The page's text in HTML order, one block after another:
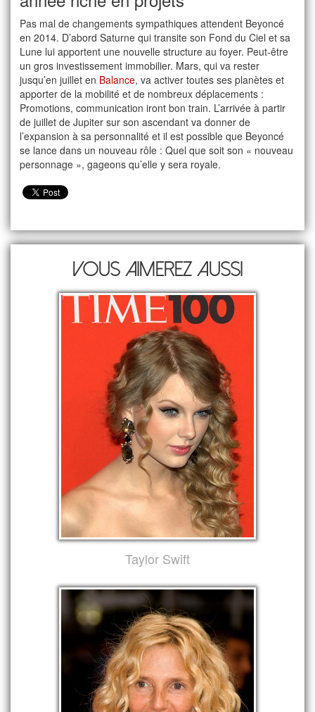
Pas mal de changements sympathiques attendent Beyoncé
en 2014. D’abord Saturne qui transite son Fond du Ciel et sa
Lune lui apportent une nouvelle structure au foyer. Peut-être
un gros investissement immobilier. Mars, qui va rester
jusqu’en juillet en Balance, va activer toutes ses planètes et
apporter de la mobilité et de nombreux déplacements :
Promotions, communication iront bon train. L’arrivée à partir
de juillet de Jupiter sur son ascendant va donner de
l’expansion à sa personnalité et il est possible que Beyoncé
se lance dans un nouveau rôle : Quel que soit son « nouveau
personnage », gageons qu’elle y sera royale.
Vous aimerez aussi
Taylor Swift